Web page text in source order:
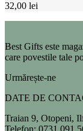
32,00 lei
Best Gifts este
care povestile tale
Urmărește-ne
DATE DE
Traian 9, Otopeni,